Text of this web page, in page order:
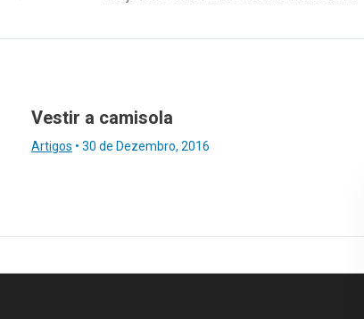
Vestir a camisola
Artigos • 30 de Dezembro, 2016